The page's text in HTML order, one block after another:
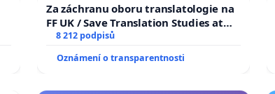
Za záchranu oboru translatologie na
FF UK / Save Translation Studies at
the Faculty of Arts, Charles
8 212 podpisů
Oznámení o transparentnosti